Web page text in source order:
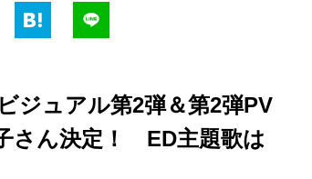
ジュアル第2弾＆第2弾PV
さん決定！ ED主題歌は